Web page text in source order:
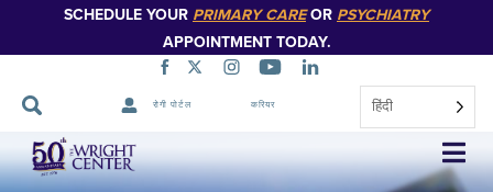
SCHEDULE YOUR PRIMARY CAREOR PSYCHIATRY
APPOINTMENT TODAY.
रोगी पोर्टल करियर हिंदी
नेविगेशन
छोड़ें